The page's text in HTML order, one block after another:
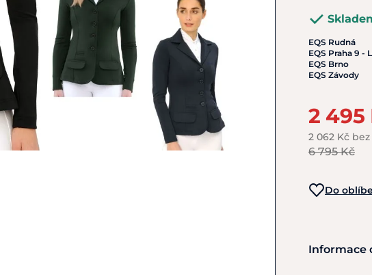
EQS Rudná
EQS Praha 9 -
EQS Brno
EQS Závody
2 495
2 062 Kč bez
6 795 Kč
Do
Informace